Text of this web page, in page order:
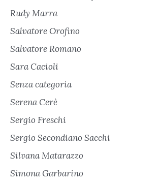
Rudy Marra
Salvatore Orofino
Salvatore Romano
Sara Cacioli
Senza categoria
Serena Cerè
Sergio Freschi
Sergio Secondiano Sacchi
Silvana Matarazzo
Simona Garbarino